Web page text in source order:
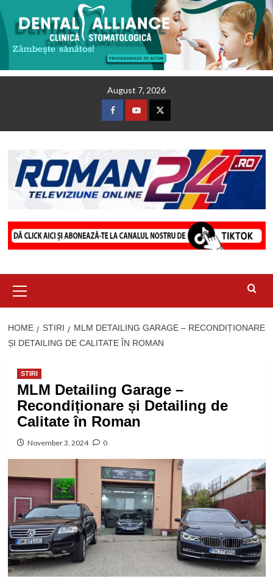
August 7, 2026
FacebookYoutubeTwitter
Menu
HOME STIRI
MLM DETAILING GARAGE – RECONDIȚIONARE
ȘI DETAILING DE CALITATE ÎN ROMAN
STIRI
MLM Detailing Garage –
Recondiționare și Detailing de
Calitate în Roman
November 3, 2024 0